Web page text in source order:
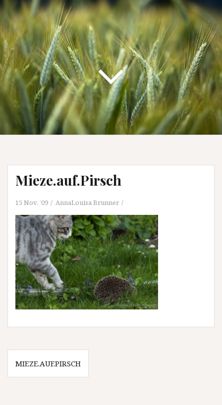
Mieze.auf.Pirsch
15 Nov. ’09 AnnaLouisa Brunner
Beitragsnavigation
MIEZE.AUF.PIRSCH